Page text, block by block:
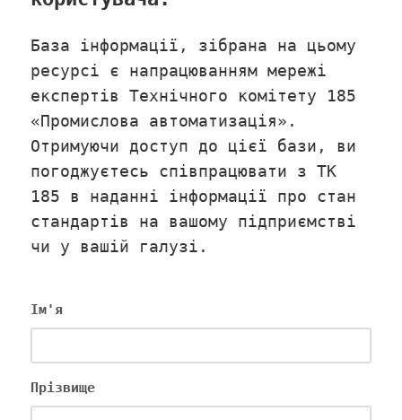
База інформації, зібрана на цьому
ресурсі є напрацюванням мережі
експертів Технічного комітету 185
«Промислова автоматизація».
Отримуючи доступ до цієї бази, ви
погоджуєтесь співпрацювати з ТК
185 в наданні інформації про стан
стандартів на вашому підприємстві
чи у вашій галузі.
Ім'я
Прізвище